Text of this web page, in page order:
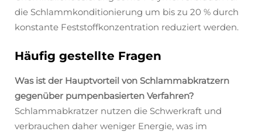
die Schlammkonditionierung um bis zu 20 % durch
konstante Feststoffkonzentration reduziert werden.
Häufig gestellte Fragen
Was ist der Hauptvorteil von Schlammabkratzern
gegenüber pumpenbasierten Verfahren?
Schlammabkratzer nutzen die Schwerkraft und
verbrauchen daher weniger Energie, was im